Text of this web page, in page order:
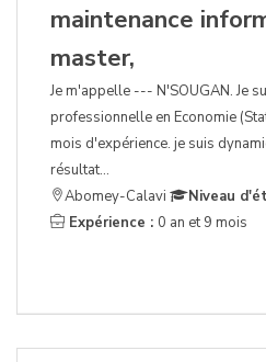
maintenance
master,
Je m'appelle --- N'SOUGAN. Je
professionnelle en Economie
mois d'expérience. je suis
résultat...
Abomey-Calavi
Niveau
Expérience : 0 an et 9 mois